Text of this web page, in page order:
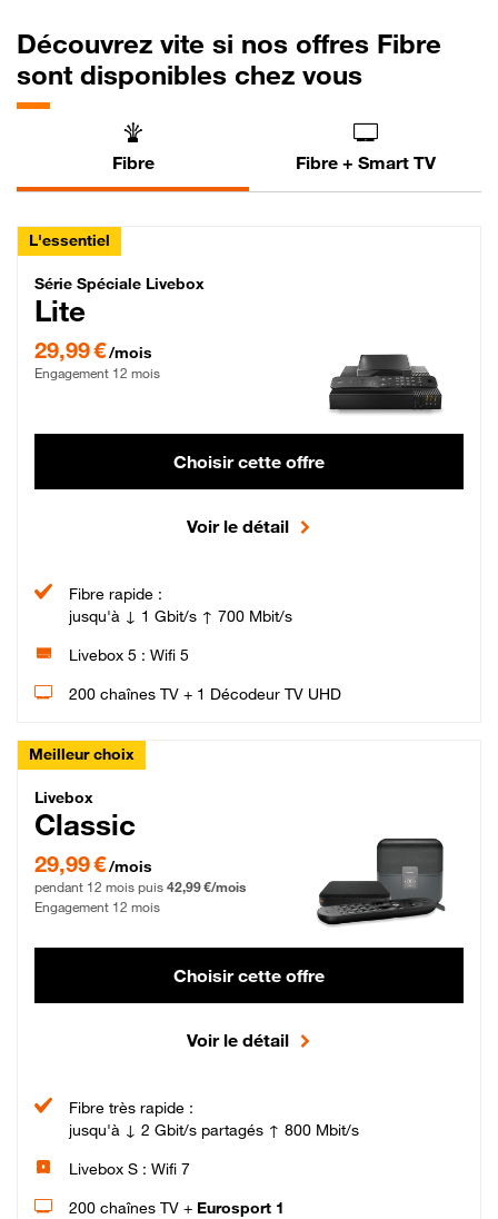
Découvrez vite si nos offres Fibre
sont disponibles chez vous
Fibre Fibre + Smart TV
L'essentiel
Série Spéciale Livebox Lite Fibre
Série Spéciale Livebox
Lite
29,99 €/mois
Engagement 12 mois
Choisir cette offre
Voir le détail
Fibre rapide :
jusqu'à ↓ 1 Gbit/s ↑ 700 Mbit/s
Livebox 5 : Wifi 5
200 chaînes TV + 1 Décodeur TV UHD
Meilleur choix
Livebox Classic Fibre
Livebox
Classic
29,99 € par mois pendant 12 mois puis 42,99 € par mois, Engagement 12 mois
29,99 €/mois
pendant 12 mois puis 42,99 €/mois
Engagement 12 mois
Choisir cette offre
Voir le détail
Fibre très rapide :
jusqu'à ↓ 2 Gbit/s partagés ↑ 800 Mbit/s
Livebox S : Wifi 7
200 chaînes TV + Eurosport 1